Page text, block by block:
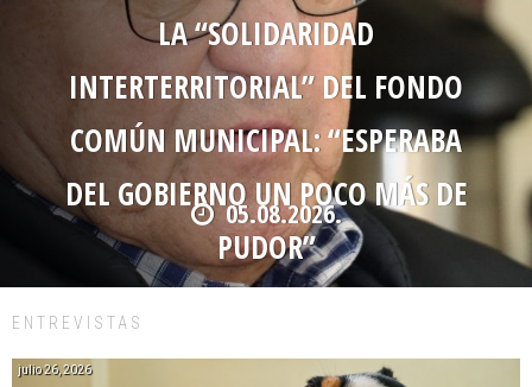
LA “SOLIDARIDAD
INTERTERRITORIAL” DEL FONDO
COMÚN MUNICIPAL: “ESPERABA
DEL GOBIERNO UN POCO MÁS DE
PUDOR”
05.08.2026.
ENTREVISTAS
julio 26, 2026